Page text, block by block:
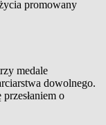
promowany
medale
dowolnego.
o